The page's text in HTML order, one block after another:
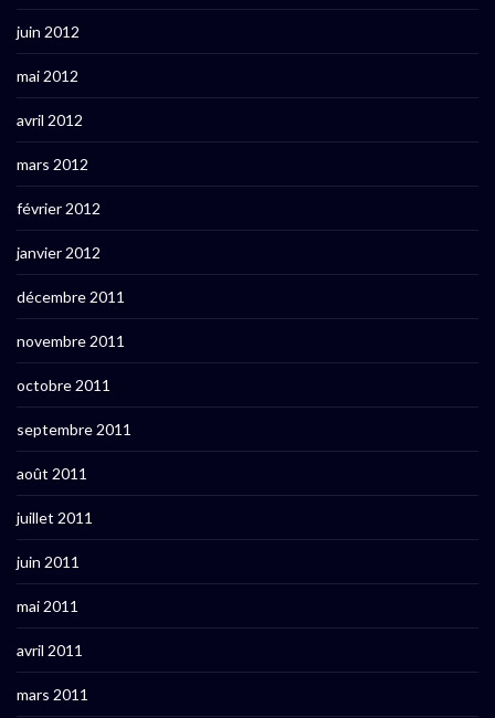
juin 2012
mai 2012
avril 2012
mars 2012
février 2012
janvier 2012
décembre 2011
novembre 2011
octobre 2011
septembre 2011
août 2011
juillet 2011
juin 2011
mai 2011
avril 2011
mars 2011